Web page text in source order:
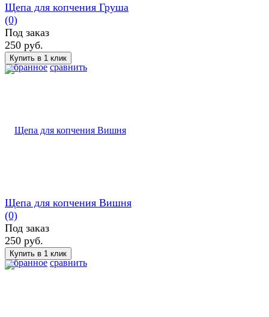
избранное сравнить
Щепа для копчения Груша
(0)
Под заказ
250 руб.
избранное сравнить
Щепа для копчения Вишня
(0)
Под заказ
250 руб.